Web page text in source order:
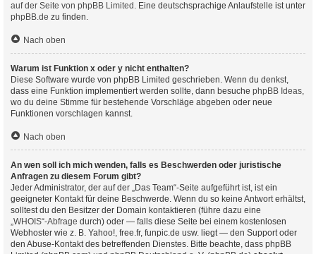
auf der Seite von phpBB Limited . Eine deutschsprachige Anlaufstelle ist unter
phpBB.de zu finden.
Nach oben
Warum ist Funktion x oder y nicht enthalten?
Diese Software wurde von phpBB Limited geschrieben. Wenn du denkst,
dass eine Funktion implementiert werden sollte, dann besuche phpBB Ideas,
wo du deine Stimme für bestehende Vorschläge abgeben oder neue
Funktionen vorschlagen kannst.
Nach oben
An wen soll ich mich wenden, falls es Beschwerden oder juristische
Anfragen zu diesem Forum gibt?
Jeder Administrator, der auf der „Das Team“-Seite aufgeführt ist, ist ein
geeigneter Kontakt für deine Beschwerde. Wenn du so keine Antwort erhältst,
solltest du den Besitzer der Domain kontaktieren (führe dazu eine
„WHOIS“-Abfrage durch) oder — falls diese Seite bei einem kostenlosen
Webhoster wie z. B. Yahoo!, free.fr, funpic.de usw. liegt — den Support oder
den Abuse-Kontakt des betreffenden Dienstes. Bitte beachte, dass phpBB